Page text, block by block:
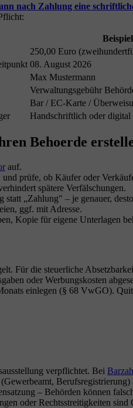
nach Zahlung eine
Beispiel
250,00 Euro
08. August 2026
Max Mustermann
Verwaltungsgebühr
Bar / EC-Karte /
Handschriftlich oder
Behoerde
auf.
prüfe, ob Käufer oder
spätere Verfälschungen.
statt „Zahlung" – je genauer,
ggf. mit Adresse.
Kopie für eigene Unterlagen
Für die steuerliche
oder Werbungskosten
einlegen (§ 68 VwGO).
verpflichtet. Bei
Berufsregistrierung)
– Behörden können
oder Rechtsstreitigkeiten sind